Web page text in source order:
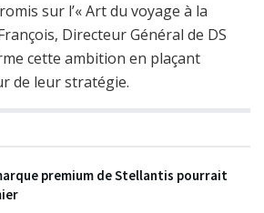
sur l’« Art du voyage à la
Directeur Général de DS
cette ambition en plaçant
de leur stratégie.
premium de Stellantis pourrait